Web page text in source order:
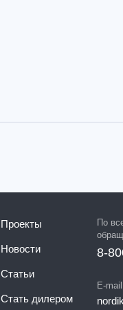
Проекты
Новости
Статьи
Стать дилером
По
8-
E-